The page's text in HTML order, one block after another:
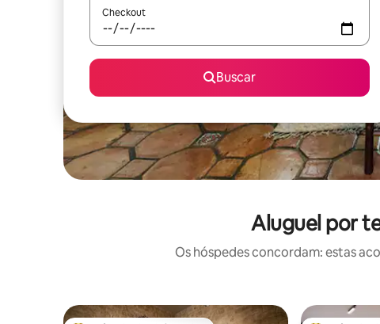
Checkout
Buscar
Aluguel por
Os hóspedes concordam: estas